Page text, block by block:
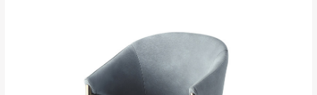
費
運送範圍：限定北至基隆，南至苗栗，偏遠
地區恕無法提供運送 (詳見運送規章)。